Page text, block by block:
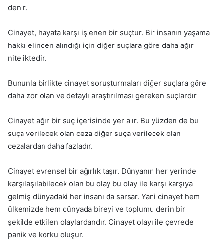
denir.
Cinayet, hayata karşı işlenen bir suçtur. Bir insanın yaşama
hakkı elinden alındığı için diğer suçlara göre daha ağır
niteliktedir.
Bununla birlikte cinayet soruşturmaları diğer suçlara göre
daha zor olan ve detaylı araştırılması gereken suçlardır.
Cinayet ağır bir suç içerisinde yer alır. Bu yüzden de bu
suça verilecek olan ceza diğer suça verilecek olan
cezalardan daha fazladır.
Cinayet evrensel bir ağırlık taşır. Dünyanın her yerinde
karşılaşılabilecek olan bu olay bu olay ile karşı karşıya
gelmiş dünyadaki her insanı da sarsar. Yani cinayet hem
ülkemizde hem dünyada bireyi ve toplumu derin bir
şekilde etkilen olaylardandır. Cinayet olayı ile çevrede
panik ve korku oluşur.